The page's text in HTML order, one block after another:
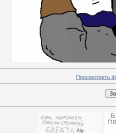
Просмотреть